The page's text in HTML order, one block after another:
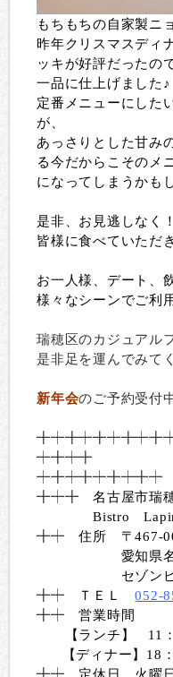
もちもちの自家製ニ
昨年クリスマスディ
ッキが好評だったの
一品に仕上げました♪
定番メニューにした
が、
あっさりとした甘み
る今だからこそのメ
になってしまうかも
是非、お見逃しなく
皆様に食べていただ
お一人様、デート、
様々なシーンでご利
瑞穂区のカジュアル
是非足を運んでみて
新年会のご予約受付
╋
┿╋┿╋
┿╋┿╋┿╋┿╋┿
╋┿╋名古屋市瑞
Bistro Lapin（
╋┿住所 〒467-
愛知県名古屋
セゾンピア
╋┿
ＴＥＬ052-
╋┿営業時間
【ランチ】 11：
【ディナー】18：